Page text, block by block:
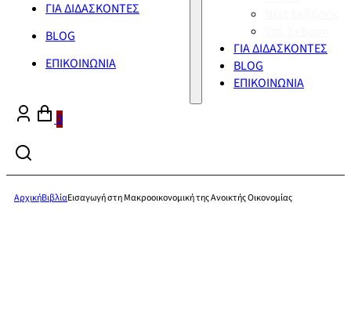
ΓΙΑ ΔΙΔΑΣΚΟΝΤΕΣ
BLOG
ΕΠΙΚΟΙΝΩΝΙΑ
ΓΙΑ ΔΙΔΑΣΚΟΝΤΕΣ
BLOG
ΕΠΙΚΟΙΝΩΝΙΑ
0
ΑρχικήΒιβλίαΕισαγωγή στη Μακροοικονομική της Ανοικτής Οικονομίας